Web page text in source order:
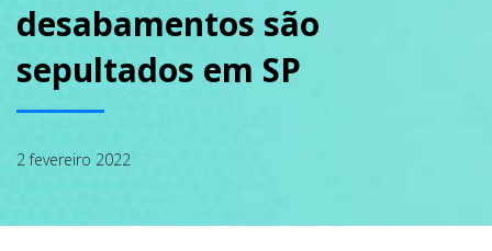
PODCAST
GALERIA
desabamentos são
sepultados em SP
2 fevereiro 2022